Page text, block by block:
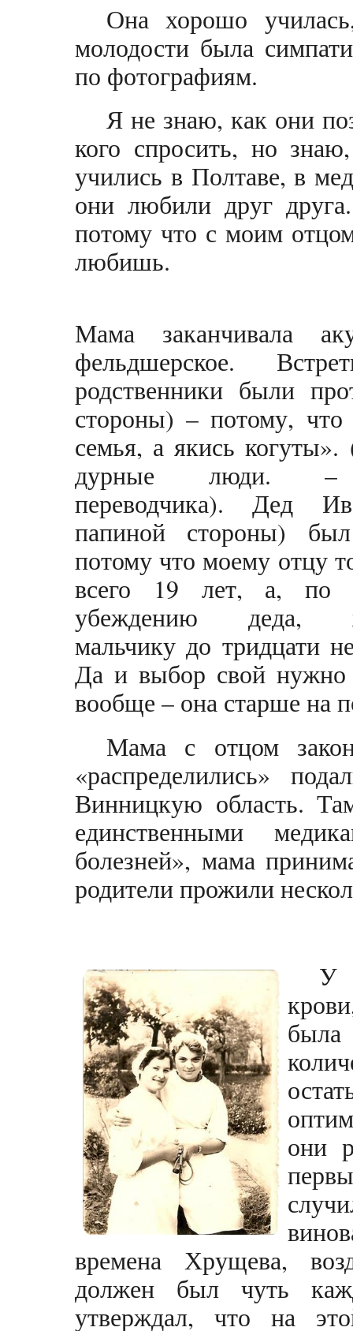
Она хорошо
молодости была
по фотографиям.
Я не знаю, как они
кого спросить, но
учились в Полтаве, в
они любили друг
потому что с моим
любишь.
Мама заканчивала
фельдшерское.
родственники были
стороны) – потому,
семья, а якись
дурные люди.
переводчика). Дед
папиной стороны)
потому что моему отцу
всего 19 лет, а, по
убеждению деда,
мальчику до тридцати
Да и выбор свой нужно
вообще – она старше на
Мама с отцом
«распределились»
Винницкую область.
единственными
болезней», мама
родители прожили
У
они
времена Хрущева,
должен был чуть
утверждал, что на